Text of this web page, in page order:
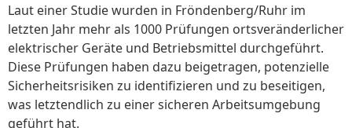
Laut einer Studie wurden in Fröndenberg/Ruhr im
letzten Jahr mehr als 1000 Prüfungen ortsveränderlicher
elektrischer Geräte und Betriebsmittel durchgeführt.
Diese Prüfungen haben dazu beigetragen, potenzielle
Sicherheitsrisiken zu identifizieren und zu beseitigen,
was letztendlich zu einer sicheren Arbeitsumgebung
geführt hat.